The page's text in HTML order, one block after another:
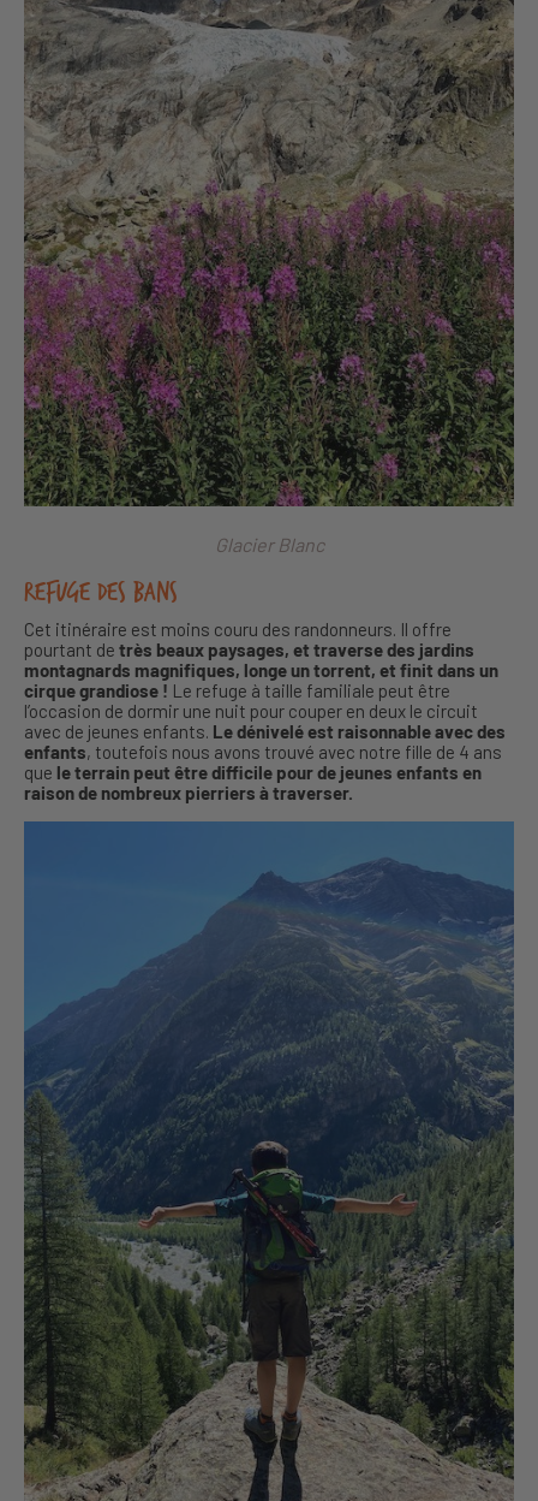
Glacier Blanc
Refuge des Bans
Cet itinéraire est moins couru des randonneurs. Il offre
pourtant de très beaux paysages, et traverse des jardins
montagnards magnifiques, longe un torrent, et finit dans un
cirque grandiose ! Le refuge à taille familiale peut être
l’occasion de dormir une nuit pour couper en deux le circuit
avec de jeunes enfants. Le dénivelé est raisonnable avec des
enfants, toutefois nous avons trouvé avec notre fille de 4 ans
que le terrain peut être difficile pour de jeunes enfants en
raison de nombreux pierriers à traverser.